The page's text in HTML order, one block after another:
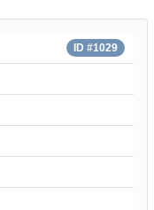
ID #1029